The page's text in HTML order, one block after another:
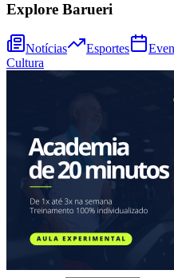
Explore Barueri
Notícias Esportes
Cultura